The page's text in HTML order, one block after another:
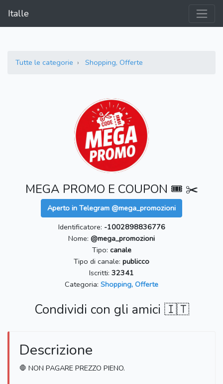
Italle
Tutte le categorie Shopping, Offerte
MEGA PROMO E COUPON 🎟️ ✂️
Aperto in Telegram @mega_promozioni
Identificatore: -1002898836776
Nome: @mega_promozioni
Tipo: canale
Tipo di canale: publicco
Iscritti: 32341
Categoria: Shopping, Offerte
Condividi con gli amici 🇮🇹
Descrizione
🛑 NON PAGARE PREZZO PIENO.